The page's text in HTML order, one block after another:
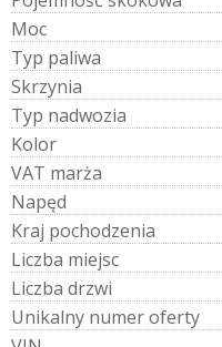
Moc
Typ paliwa
Skrzynia
Typ nadwozia
Kolor
VAT marża
Napęd
Kraj pochodzenia
Liczba miejsc
Liczba drzwi
Unikalny numeroferty